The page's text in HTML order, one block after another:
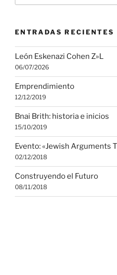
ENTRADAS RECIENTES
León Eskenazi Cohen Z»L
06/07/2026
Emprendimiento
12/12/2019
Bnai Brith: historia e inicios
15/10/2019
Evento: «Jewish Arguments
02/12/2018
Construyendo el Futuro
08/11/2018